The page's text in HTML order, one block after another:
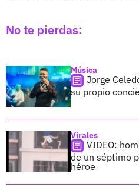
No te pierdas:
Música
Jorge
su propio
Virales
VIDEO:
de un séptimo
héroe